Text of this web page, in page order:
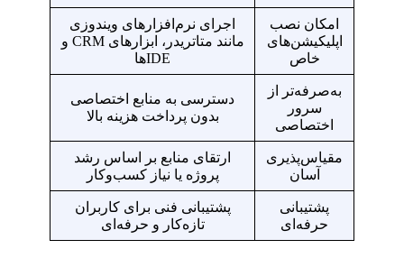
امکان نصب
اپلیکیشن‌های
خاص
اجرای نرم‌افزارهای ویندوزی
مانند متاتریدر، ابزارهای CRM و
IDEها
به‌صرفه‌تر از
سرور
اختصاصی
دسترسی به منابع اختصاصی
بدون پرداخت هزینه بالا
مقیاس‌پذیری
آسان
ارتقای منابع بر اساس رشد
پروژه یا نیاز کسب‌وکار
پشتیبانی
حرفه‌ای
پشتیبانی فنی برای کاربران
تازه‌کار و حرفه‌ای